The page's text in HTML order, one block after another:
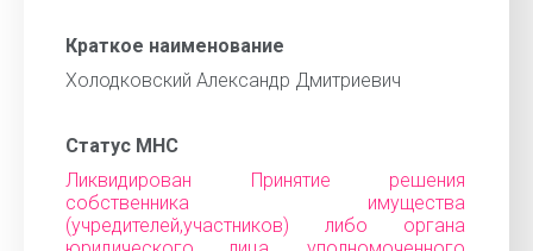
Краткое наименование
Холодковский Александр Дмитриевич
Статус МНС
Ликвидирован Принятие решения
собственника имущества
(учредителей,участников) либо органа